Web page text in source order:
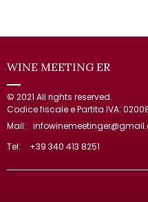
WINE MEETING ER
© 2021 All rights reserved.
Codice fiscale e Partita IVA:
Mail:
Tel:
+39 340 413 8251